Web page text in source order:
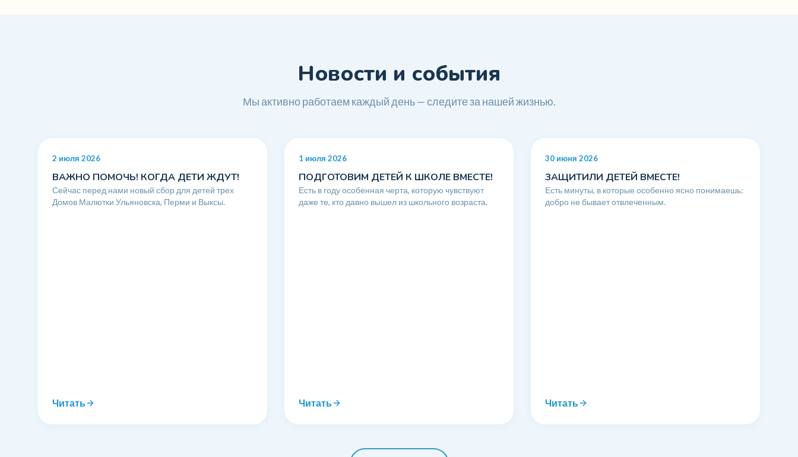
Новости и события
Мы активно работаем каждый день — следите за нашей жизнью.
2 июля 2026
ВАЖНО ПОМОЧЬ! КОГДА ДЕТИ ЖДУТ!
Сейчас перед нами новый сбор для детей трех
Домов Малютки Ульяновска, Перми и Выксы.
Читать
1 июля 2026
ПОДГОТОВИМ ДЕТЕЙ К ШКОЛЕ ВМЕСТЕ!
Есть в году особенная черта, которую чувствуют
даже те, кто давно вышел из школьного возраста.
Читать
30 июня 2026
ЗАЩИТИЛИ ДЕТЕЙ ВМЕСТЕ!
Есть минуты, в которые особенно ясно понимаешь:
добро не бывает отвлеченным.
Читать